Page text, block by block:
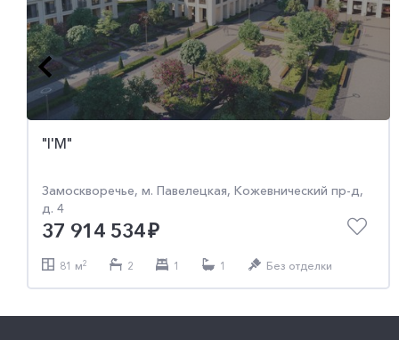
"I'M"
Замоскворечье, м. Павелецкая, Кожевнический пр-д,
д. 4
16 837 809
39 м2 1 1 1 Без отделки
"I'M"
Замоскворечье, м. Павелецкая, Кожевнический пр-д,
17 216 539
2 1 1 1 Без отделки